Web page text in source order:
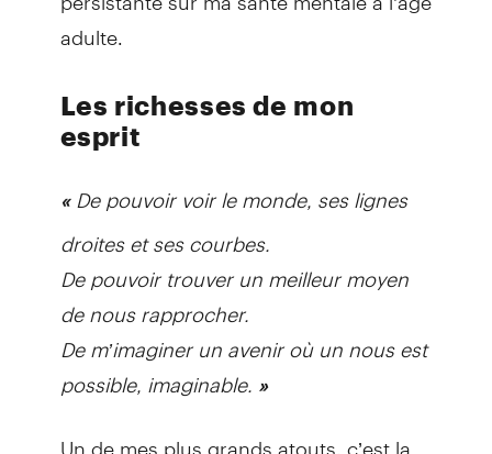
adulte.
Les richesses de mon
esprit
«De pouvoir voir le monde, ses lignes
droites et ses courbes.
De pouvoir trouver un meilleur moyen
de nous rapprocher.
De m’imaginer un avenir où un nous est
possible, imaginable. »
Un de mes plus grands atouts, c’est la